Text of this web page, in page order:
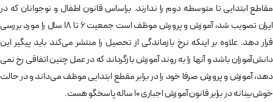
مقاطع ابتدایی تا متوسطه دوم را ندارند. براساس قانون اطفال و نوجوانان که در
ایران تصویب شد، آموزش و پرورش موظف است جمعیت 6 تا 18 سال را مورد بررسی
قرار دهد. علاوه بر اینکه نرخ بازماندگی از تحصیل را منتشر می‌کند باید پیگیر این
دانش‌­آموزان باشد و آن­ها را به روند آموزش بازگرداند که در عمل چنین اتفاقی رخ نمی­‌
دهد، آموزش و پرورش صرفا خود را در برابر مقطع ابتدایی موظف می‌داند و در حالت
خوش­‌بینانه در برابر قانون آموزش اجباری 10 ساله پاسخگو هست.